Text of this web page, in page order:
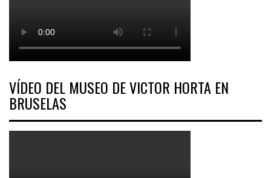
VÍDEO DEL MUSEO DE VICTOR HORTA EN
BRUSELAS